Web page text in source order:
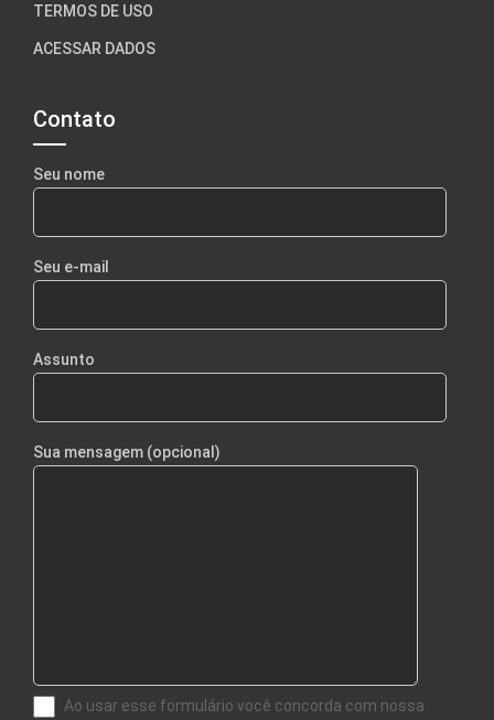
TERMOS DE USO
ACESSAR DADOS
Contato
Seu nome
Seu e-mail
Assunto
Sua mensagem (opcional)
Ao usar esse formulário você concorda com nossa